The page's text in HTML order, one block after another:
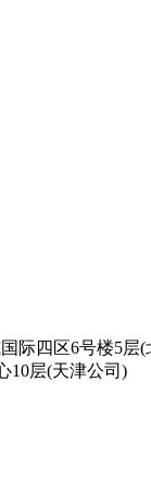
际四区6号楼5层(
层(天津公司)